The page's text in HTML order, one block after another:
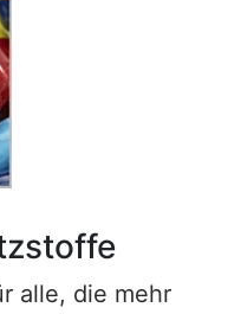
alle, die mehr